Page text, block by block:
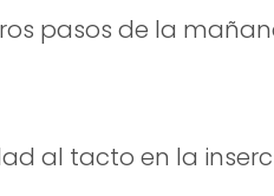
pasos de la
al tacto en la